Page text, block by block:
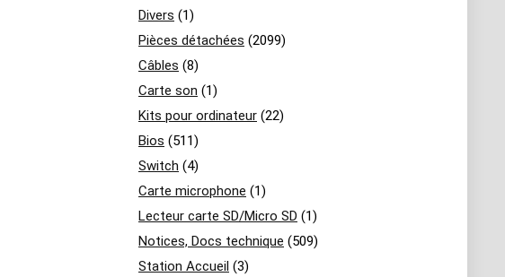
Divers (1)
Pièces détachées (2099)
Câbles (8)
Carte son (1)
Kits pour ordinateur (22)
Bios (511)
Switch (4)
Carte microphone (1)
Lecteur carte SD/Micro SD (1)
Notices, Docs technique (509)
Station Accueil (3)